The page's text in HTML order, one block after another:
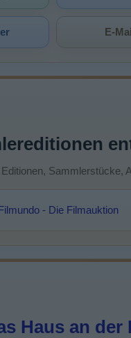
E-
Sammlerstücke,
Haus an